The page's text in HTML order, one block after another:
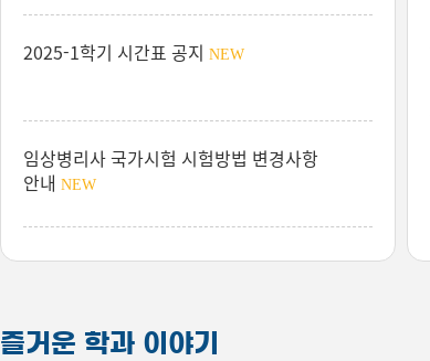
2025-1학기 시간표 공지 NEW
임상병리사 국가시험 시험방법 변경사항
안내 NEW
즐거운 학과 이야기